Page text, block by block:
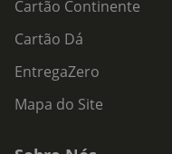
Cartão Continente
Cartão Dá
EntregaZero
Mapa do Site